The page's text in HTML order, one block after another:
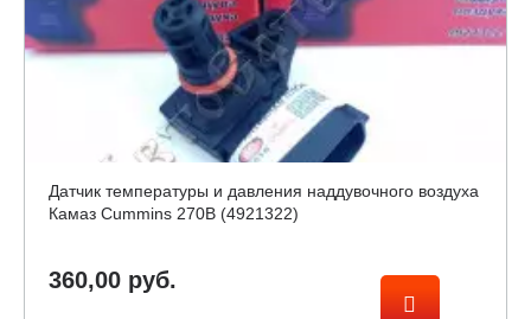
Датчик температуры и давления наддувочного воздуха
Камаз Cummins 270B (4921322)
360,00 руб.